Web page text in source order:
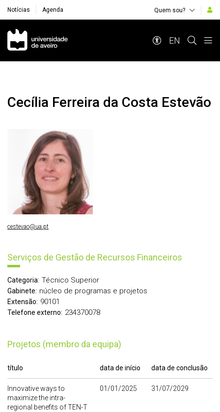
Notícias Agenda Quem sou?
Navegação Principal
EN
Cecília Ferreira da Costa Estevão
Serviços de Gestão de Recursos Financeiros
Categoria: Técnico Superior
Gabinete: núcleo de programas e projetos
Extensão: 90101
Telefone externo: 234370078
Projetos (membro da equipa)
título data de início data de conclusão
Innovative ways to
maximize the intra-
regional benefits of TEN-T
01/01/2025 31/07/2029
cestevao@ua.pt